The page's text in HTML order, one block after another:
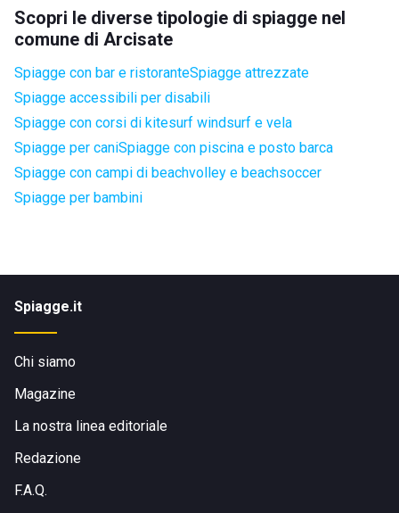
Scopri le diverse tipologie di spiagge nel
comune di Arcisate
Spiagge con bar e ristoranteSpiagge attrezzate
Spiagge accessibili per disabili
Spiagge con corsi di kitesurf windsurf e vela
Spiagge per caniSpiagge con piscina e posto barca
Spiagge con campi di beachvolley e beachsoccer
Spiagge per bambini
Spiagge.it
Chi siamo
Magazine
La nostra linea editoriale
Redazione
F.A.Q.